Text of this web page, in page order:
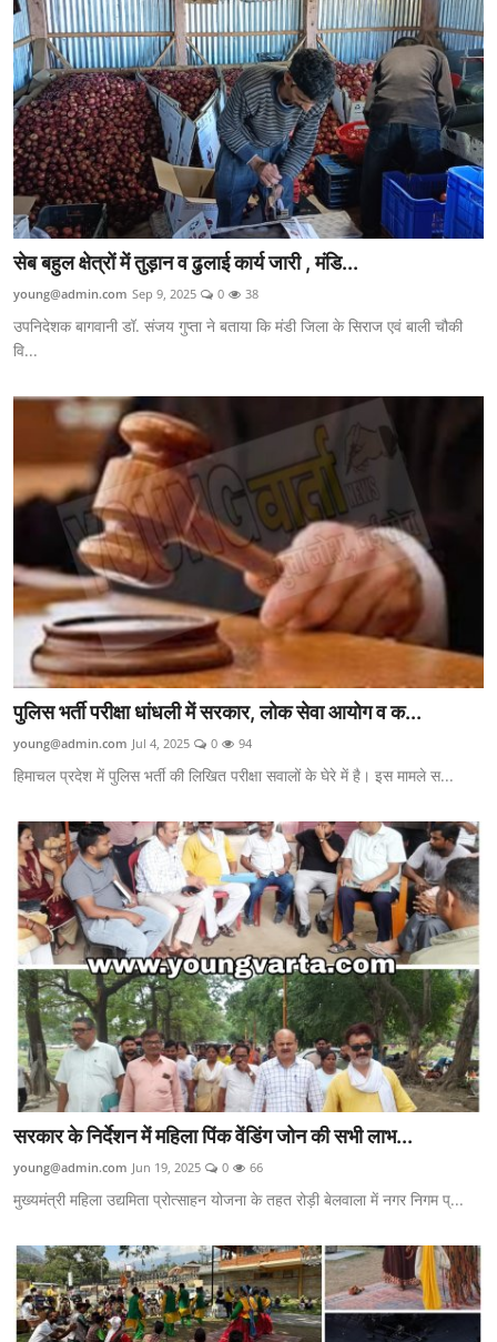
सेब बहुल क्षेत्रों में तुड़ान व ढुलाई कार्य जारी , मंडि...
young@admin.com Sep 9, 2025 0 38
उपनिदेशक बागवानी डॉ. संजय गुप्ता ने बताया कि मंडी जिला के सिराज एवं बाली चौकी
वि...
पुलिस भर्ती परीक्षा धांधली में सरकार, लोक सेवा आयोग व क...
young@admin.com Jul 4, 2025 0 94
हिमाचल प्रदेश में पुलिस भर्ती की लिखित परीक्षा सवालों के घेरे में है। इस मामले स...
सरकार के निर्देशन में महिला पिंक वेंडिंग जोन की सभी लाभ...
young@admin.com Jun 19, 2025 0 66
मुख्यमंत्री महिला उद्यमिता प्रोत्साहन योजना के तहत रोड़ी बेलवाला में नगर निगम प्...